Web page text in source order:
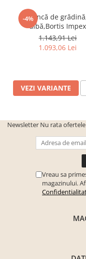
Set mobilier Hol
panouri tapitate
Seturi hol cuiere
Birouri
Birouri pe colt
Dulapuri birou/
Mese birou
Scaune Birou
Scaune conferinta-
-4%Bancă de
albă,Bortis Impex
1.143,91 Lei
1.093,06 Lei
VEZI VARIANTE
Newsletter Nu rata
Vreau sa
magazinului.